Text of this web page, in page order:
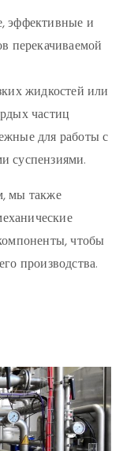
эффективные и
перекачиваемой
жидкостей или
частиц
для работы с
суспензиями.
мы также
чтобы
производства.